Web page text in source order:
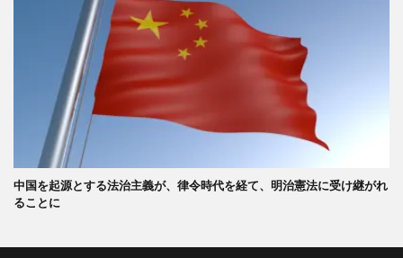
中国を起源とする法治主義が、律令時代を経て、明治憲法に受け継がれ
ることに